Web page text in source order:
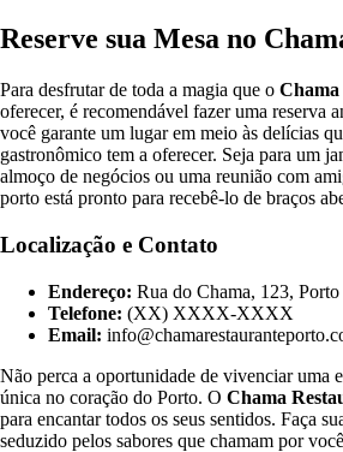
Reserve sua Mesa no
Para desfrutar de toda a magia que o Chama
oferecer, é recomendável fazer uma reserva
você garante um lugar em meio às delícias
gastronômico tem a oferecer. Seja para um
almoço de negócios ou uma reunião com
porto está pronto para recebê-lo de braços
Localização e Contato
Endereço: Rua do Chama, 123, Porto
Telefone: (XX) XXXX-XXXX
Email:
Não perca a oportunidade de vivenciar uma
única no coração do Porto. O Chama
para encantar todos os seus sentidos. Faça
seduzido pelos sabores que chamam por